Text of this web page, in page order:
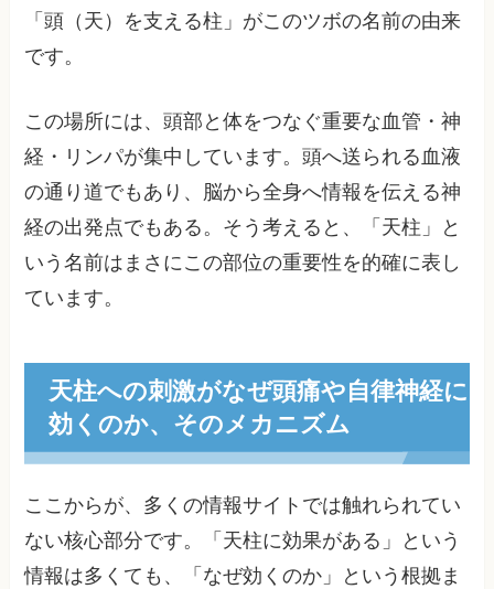
「頭（天）を支える柱」がこのツボの名前の由来
です。
この場所には、頭部と体をつなぐ重要な血管・神
経・リンパが集中しています。頭へ送られる血液
の通り道でもあり、脳から全身へ情報を伝える神
経の出発点でもある。そう考えると、「天柱」と
いう名前はまさにこの部位の重要性を的確に表し
ています。
天柱への刺激がなぜ頭痛や自律神経に
効くのか、そのメカニズム
ここからが、多くの情報サイトでは触れられてい
ない核心部分です。「天柱に効果がある」という
情報は多くても、「なぜ効くのか」という根拠ま